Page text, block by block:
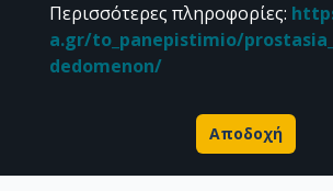
Περισσότερες πληροφορίες:
a.gr/to_panepistimio/
dedomenon/
Αποδοχή